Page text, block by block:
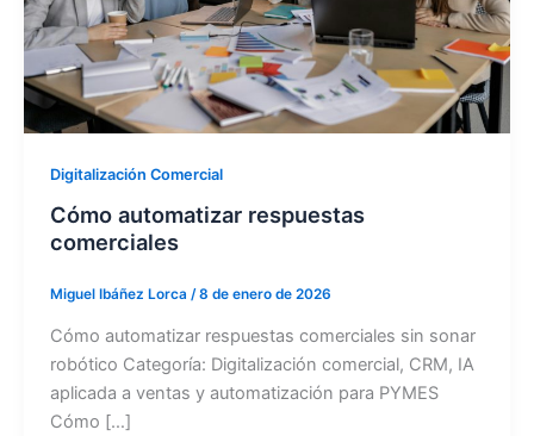
Digitalización Comercial
Cómo automatizar respuestas
comerciales
Miguel Ibáñez Lorca /8 de enero de 2026
Cómo automatizar respuestas comerciales sin sonar
robótico Categoría: Digitalización comercial, CRM, IA
aplicada a ventas y automatización para PYMES
Cómo […]